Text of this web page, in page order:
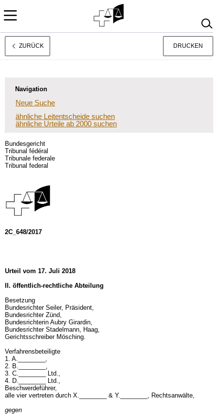
Français
ZURÜCK DRUCKEN
Navigation
Neue Suche
ähnliche Leitentscheide suchen
ähnliche Urteile ab 2000 suchen
Bundesgericht
Tribunal fédéral
Tribunale federale
Tribunal federal
2C_648/2017
Urteil vom 17. Juli 2018
II. öffentlich-rechtliche Abteilung
Besetzung
Bundesrichter Seiler, Präsident,
Bundesrichter Zünd,
Bundesrichterin Aubry Girardin,
Bundesrichter Stadelmann, Haag,
Gerichtsschreiber Mösching.
Verfahrensbeteiligte
1. A.________,
2. B.________,
3. C.________ Ltd.,
4. D.________ Ltd.,
Beschwerdeführer,
alle vier vertreten durch X.________ & Y.________, Rechtsanwälte,
gegen